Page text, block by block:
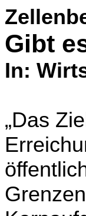
Gibt
In:
„Das